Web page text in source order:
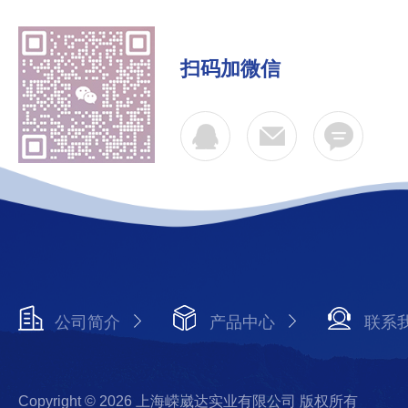
扫码加微信
公司简介 产品中心 联系
Copyright © 2026 上海嵘崴达实业有限公司 版权所有